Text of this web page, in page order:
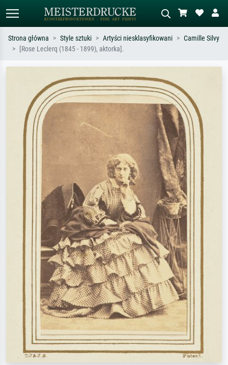
Szukaj wg artysty, tytułu lub stylu – np.
Monet, Gwiaździsta noc,
impresjonizm, fala Hokusaia, akt.
Opisz scenę – np. zielona łąka,
abstrakcja z czerwienią, ciemny olej,
stojący akt obok drzewa.
Strona główna Style sztuki Artyści niesklasyfikowani
Camille Silvy
[Rose Leclerq (1845 - 1899), aktorka].